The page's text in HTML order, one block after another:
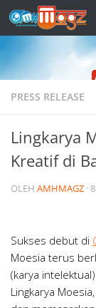
Skip to
PRESS RELEASE
Lingkarya
Kreatif di
OLEH AMHMAGZ ·
Sukses debut di
Moesia terus
(karya
Lingkarya